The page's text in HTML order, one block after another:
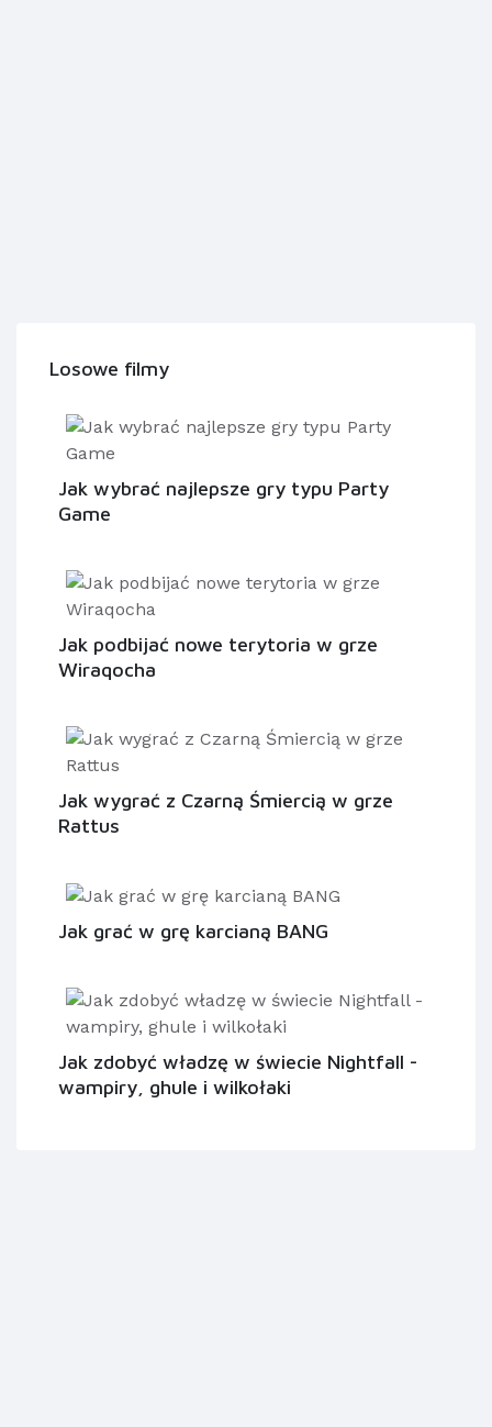
Losowe filmy
Jak wybrać najlepsze gry typu Party
Game
Jak podbijać nowe terytoria w grze
Wiraqocha
Jak wygrać z Czarną Śmiercią w grze
Rattus
Jak grać w grę karcianą BANG
Jak zdobyć władzę w świecie Nightfall -
wampiry, ghule i wilkołaki